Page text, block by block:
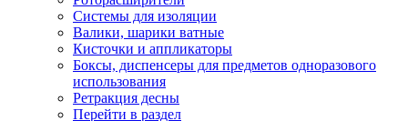
Системы для изоляции
Валики, шарики ватные
Кисточки и аппликаторы
Боксы, диспенсеры для предметов одноразового
использования
Ретракция десны
Перейти в раздел